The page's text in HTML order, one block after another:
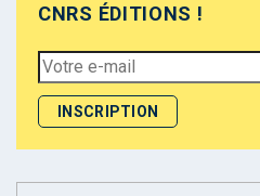
CNRS ÉDITIONS !